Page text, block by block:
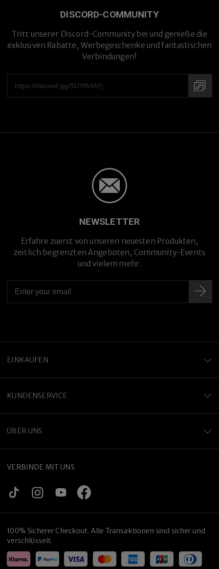
Premium-Titanlegierung
Premium-Titanlegierung
DISCORD-COMMUNITY
Tritt unserer Discord-Community bei und genieße die
exklusiven Rabatte, Werbegeschenke und fantastischen
Verbindungen!
NEWSLETTER
Erfahre zuerst von unseren neuesten Produkten,
zeitlich begrenzten Angeboten, Community-Events
und vielem mehr.
EINKAUFEN
KUNDENSERVICE
ÜBER UNS
VERBINDE MIT UNS
100% Sicherer Checkout. Alle Transaktionen sind sicher und
verschlüsselt.